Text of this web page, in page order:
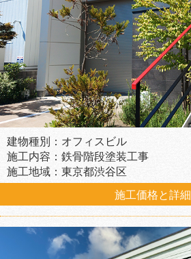
建物種別：オフィスビル
施工内容：鉄骨階段塗装工事
施工地域：東京都渋谷区
施工価格と詳細